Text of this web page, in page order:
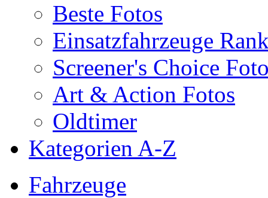
Beste Fotos
Einsatzfahrzeuge
Screener's Choice
Art & Action Fotos
Oldtimer
Kategorien A-Z
Fahrzeuge